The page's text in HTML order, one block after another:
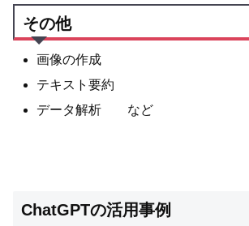
その他
画像の作成
テキスト要約
データ解析 など
ChatGPTの活用事例